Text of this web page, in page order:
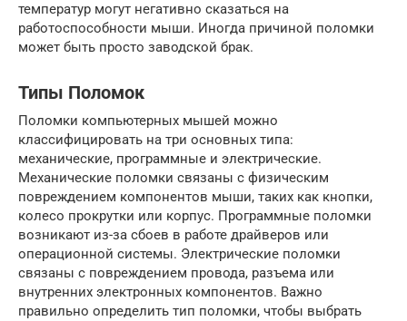
температур могут негативно сказаться на
работоспособности мыши. Иногда причиной поломки
может быть просто заводской брак.
Типы Поломок
Поломки компьютерных мышей можно
классифицировать на три основных типа:
механические, программные и электрические.
Механические поломки связаны с физическим
повреждением компонентов мыши, таких как кнопки,
колесо прокрутки или корпус. Программные поломки
возникают из-за сбоев в работе драйверов или
операционной системы. Электрические поломки
связаны с повреждением провода, разъема или
внутренних электронных компонентов. Важно
правильно определить тип поломки, чтобы выбрать